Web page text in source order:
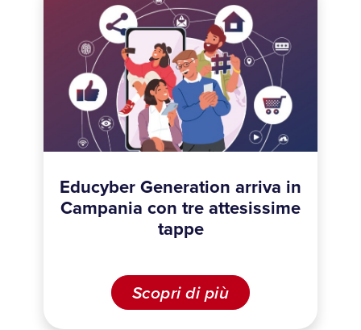
Educyber Generation arriva in
Campania con tre attesissime
tappe
Scopri di più